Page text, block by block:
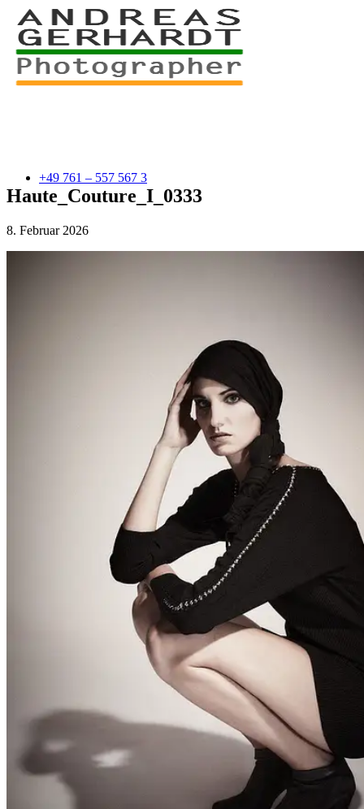
+49 761 – 557 567 3
Corporate
Uniques
Haute_Couture_I_0333
8. Februar 2026